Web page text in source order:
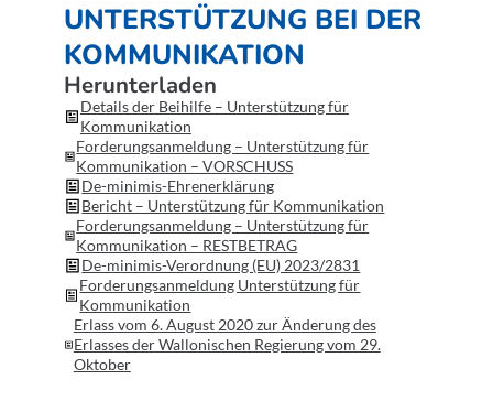
UNTERSTÜTZUNG BEI DER
KOMMUNIKATION
Herunterladen
Details der Beihilfe – Unterstützung für
Kommunikation
Forderungsanmeldung – Unterstützung für
Kommunikation – VORSCHUSS
De-minimis-Ehrenerklärung
Bericht – Unterstützung für Kommunikation
Forderungsanmeldung – Unterstützung für
Kommunikation – RESTBETRAG
De-minimis-Verordnung (EU) 2023/2831
Forderungsanmeldung Unterstützung für
Kommunikation
Erlass vom 6. August 2020 zur Änderung des
Erlasses der Wallonischen Regierung vom 29.
Oktober